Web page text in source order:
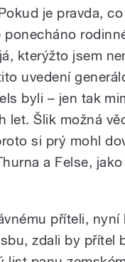
je pravda,
kterýžto jsem
uvedení
byli – jen tak
let. Šlik možná
si prý mohl
a Felse,
příteli, nyní
zdali by přítel